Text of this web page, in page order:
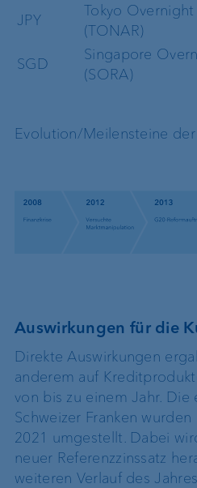
JPY
Tokyo
(TONAR)
SGD
Singapore
(SORA)
Evolution/Meilensteine
Auswirkungen für die
Direkte Auswirkungen
anderem auf
von bis zu einem Jahr. Die
Schweizer Franken
2021 umgestellt. Dabei
neuer Referenzzinssatz
weiteren Verlauf des